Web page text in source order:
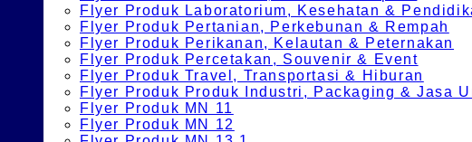
Flyer Produk Laboratorium, Kesehatan &
Flyer Produk Pertanian, Perkebunan & Rempah
Flyer Produk Perikanan, Kelautan & Peternakan
Flyer Produk Percetakan, Souvenir & Event
Flyer Produk Travel, Transportasi & Hiburan
Flyer Produk Produk Industri, Packaging & Jasa
Flyer Produk MN 11
Flyer Produk MN 12